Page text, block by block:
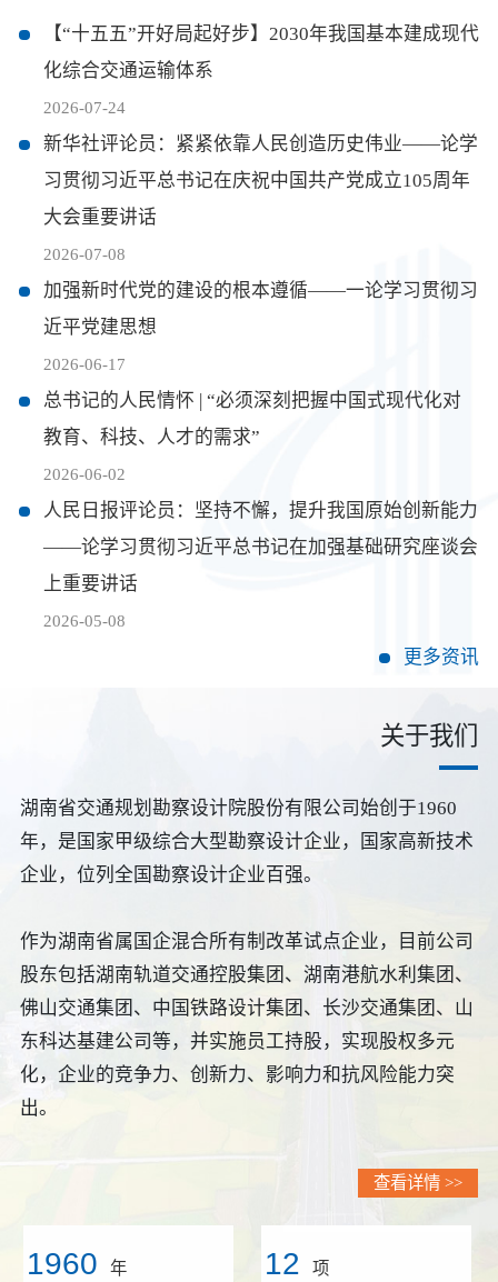
隧道
工程
工程
水利
国际
2026-07-24
【“十五五”开好局起好步】2030年我国基本建成现代
化综合交通运输体系
2026-07-08
新华社评论员：紧紧依靠人民创造历史伟业——论学
习贯彻习近平总书记在庆祝中国共产党成立105周年
大会重要讲话
2026-06-17
加强新时代党的建设的根本遵循——一论学习贯彻习
近平党建思想
2026-06-02
总书记的人民情怀 | “必须深刻把握中国式现代化对
教育、科技、人才的需求”
2026-05-08
人民日报评论员：坚持不懈，提升我国原始创新能力
——论学习贯彻习近平总书记在加强基础研究座谈会
上重要讲话
更多资讯
关于我们
湖南省交通规划勘察设计院股份有限公司始创于1960
年，是国家甲级综合大型勘察设计企业，国家高新技术
企业，位列全国勘察设计企业百强。
作为湖南省属国企混合所有制改革试点企业，目前公司
股东包括湖南轨道交通控股集团、湖南港航水利集团、
佛山交通集团、中国铁路设计集团、长沙交通集团、山
东科达基建公司等，并实施员工持股，实现股权多元
化，企业的竞争力、创新力、影响力和抗风险能力突
出。
查看详情 >>
1960
年
12
项